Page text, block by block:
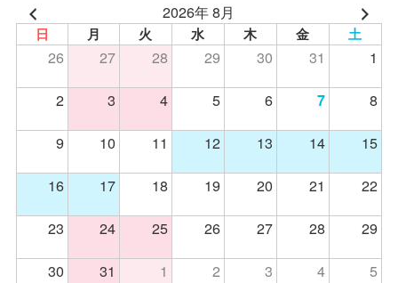
2026年 8月
日 月 火 水 木 金 土
26 27 28 29 30 31
1
2
3 4 5 6 7
8
9
10 11 12 13 14
15
16
17 18 19 20 21
22
23
24 25 26 27 28
29
30
31 1 2 3 4 5